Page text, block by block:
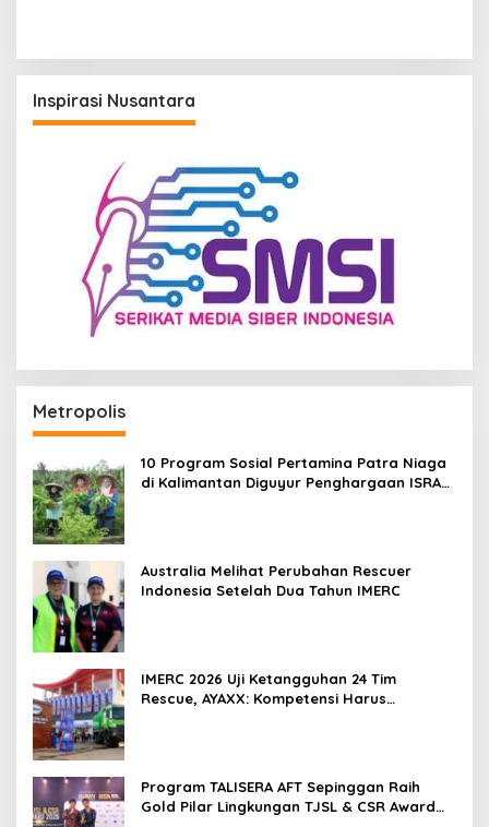
Inspirasi Nusantara
Metropolis
10 Program Sosial Pertamina Patra Niaga
di Kalimantan Diguyur Penghargaan ISRA
Australia Melihat Perubahan Rescuer
Indonesia Setelah Dua Tahun IMERC
IMERC 2026 Uji Ketangguhan 24 Tim
Rescue, AYAXX: Kompetensi Harus
Program TALISERA AFT Sepinggan Raih
Gold Pilar Lingkungan TJSL & CSR Award